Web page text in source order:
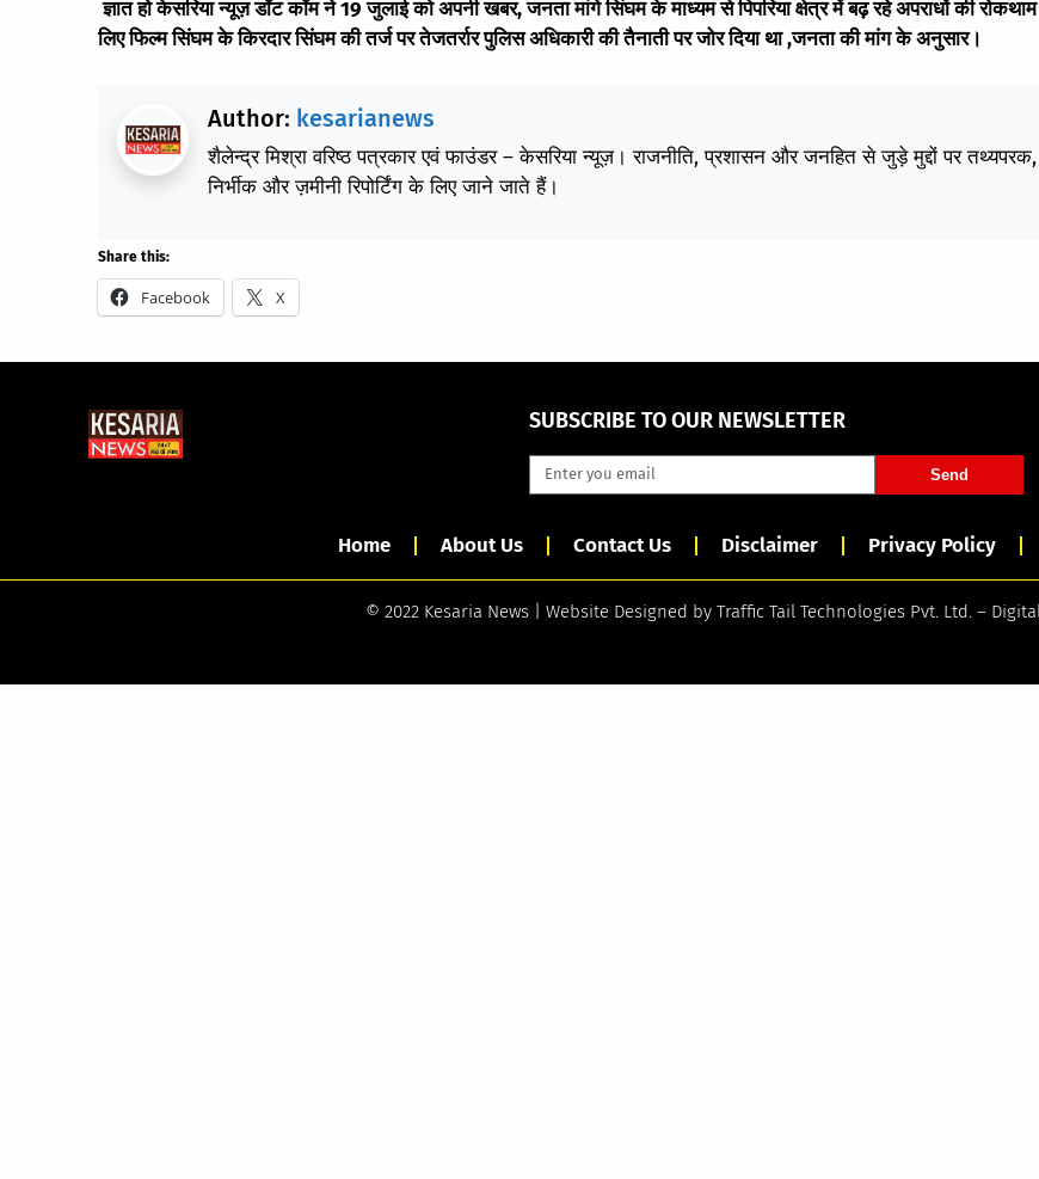
ज्ञात हो केसरिया न्यूज़ डॉट कॉम ने 19 जुलाई को अपनी खबर, जनता मांगे सिंघम के माध्यम से पिपरिया क्षेत्र में बढ़ रहे अपराधों की
लिए फिल्म सिंघम के किरदार सिंघम की तर्ज पर तेजतर्रार पुलिस अधिकारी की तैनाती पर जोर दिया था ,जनता की मांग के अनुसार।
Author: kesarianews
शैलेन्द्र मिश्रा वरिष्ठ पत्रकार एवं फाउंडर – केसरिया न्यूज़। राजनीति, प्रशासन और जनहित से जुड़े मुद्दों पर तथ्यपरक,
निर्भीक और ज़मीनी रिपोर्टिंग के लिए जाने जाते हैं।
Share this:
Facebook X
SUBSCRIBE TO OUR NEWSLETTER
Send
Home About Us Contact Us Disclaimer Privacy Policy
© 2022 Kesaria News | Website Designed by Traffic Tail Technologies Pvt. Ltd.–